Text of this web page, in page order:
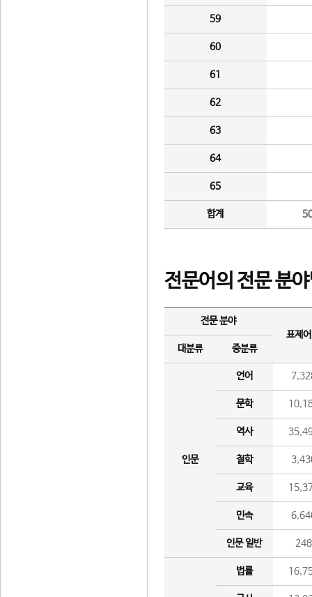
59
60
61
62
63
64
65
합계
전문어의 전문 분
전문 분야
표제
대분류
중분류
인문
언어
문학
역사
철학
교육
민속
인문 일반 248
법률